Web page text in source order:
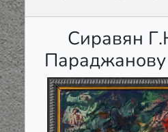
Сиравян